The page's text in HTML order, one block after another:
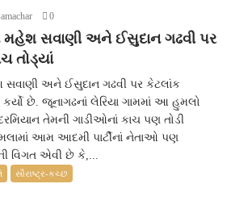
0
મહેશ સવાણી અને ઈસુદાન ગઢવી પર
તોડ્યાં
સવાણી અને ઈસુદાન ગઢવી પર કેટલાંક
છે. જૂનાગઢનાં લેરિયા ગામમાં આ હુમલો
તેમની ગાડીઓનાં કાચ પણ તોડી
આમ આદમી પાર્ટીનાં નેતાઓ પણ
વિગત એવી છે કે,...
સૌરાષ્ટ્ર-કચ્છ